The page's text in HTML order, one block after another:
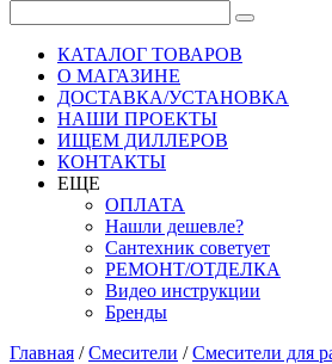
КАТАЛОГ ТОВАРОВ
О МАГАЗИНЕ
ДОСТАВКА/УСТАНОВКА
НАШИ ПРОЕКТЫ
ИЩЕМ ДИЛЛЕРОВ
КОНТАКТЫ
ЕЩЕ
ОПЛАТА
Нашли дешевле?
Сантехник советует
РЕМОНТ/ОТДЕЛКА
Видео инструкции
Бренды
Главная /Смесители /Смесители для